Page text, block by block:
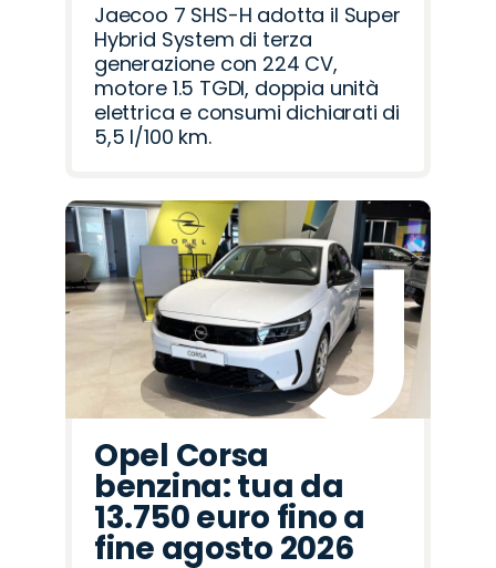
Jaecoo 7 SHS-H adotta il Super
Hybrid System di terza
generazione con 224 CV,
motore 1.5 TGDI, doppia unità
elettrica e consumi dichiarati di
5,5 l/100 km.
Opel Corsa
benzina: tua da
13.750 euro fino a
fine agosto 2026